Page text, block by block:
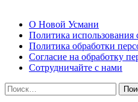
О Новой Усмани
Политика использования
Политика обработки
Согласие на обработку
Сотрудничайте с нами
Найти: